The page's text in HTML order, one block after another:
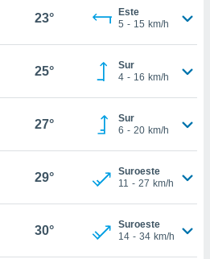
23°
Este
5 - 15 km/h
25°
Sur
4 - 16 km/h
27°
Sur
6 - 20 km/h
29°
Suroeste
11 - 27 km/h
30°
Suroeste
14 - 34 km/h